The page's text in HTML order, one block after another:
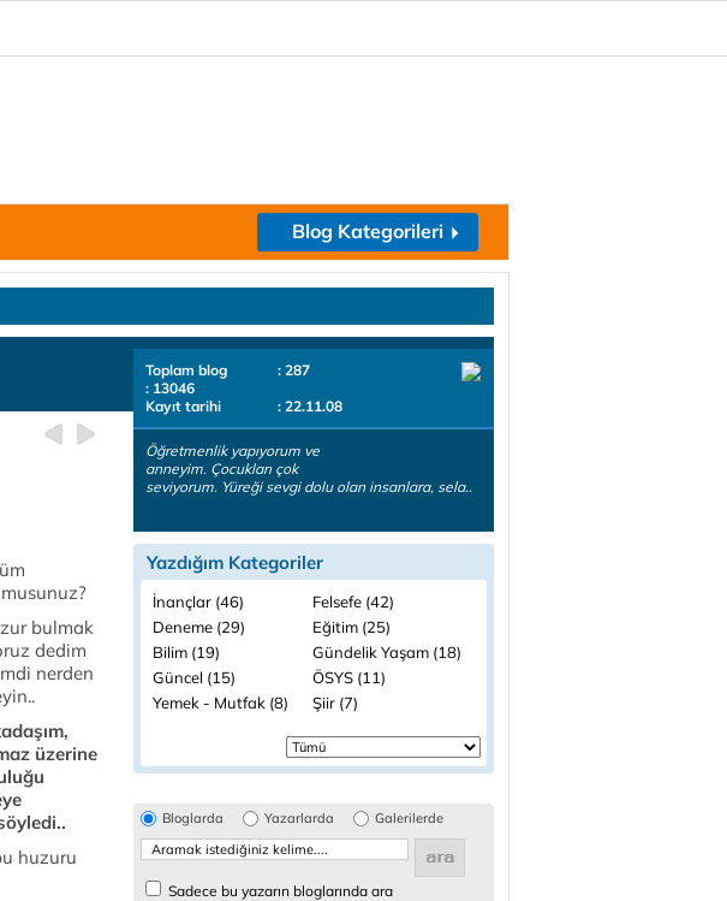
Blog Kategorileri
bulmak
dedim
nerden
üzerine
huzuru
Toplam blog
: 287
: 13046
Kayıt tarihi
: 22.11.08
Öğretmenlik yapıyorum ve
anneyim. Çocukları çok
seviyorum. Yüreği sevgi dolu olan insanlara, sela..
Yazdığım Kategoriler
İnançlar (46)
Felsefe (42)
Deneme (29)
Eğitim (25)
Bilim (19)
Gündelik Yaşam (18)
Güncel (15)
ÖSYS (11)
Yemek - Mutfak (8)
Şiir (7)
Bloglarda Yazarlarda Galerilerde
Sadece bu yazarın bloglarında ara